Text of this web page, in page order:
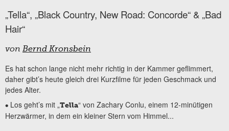
„Tella“, „Black Country, New Road: Concorde“ & „Bad
Hair“
von Bernd Kronsbein
Es hat schon lange nicht mehr richtig in der Kammer geflimmert,
daher gibt’s heute gleich drei Kurzfilme für jeden Geschmack und
jedes Alter.
• Los geht’s mit „Tella“ von Zachary Conlu, einem 12-minütigen
Herzwärmer, in dem ein kleiner Stern vom Himmel...